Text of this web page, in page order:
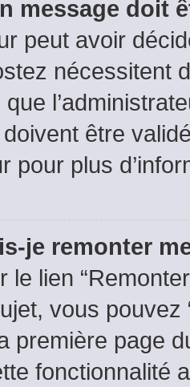
message doit
peut avoir
nécessitent
être
pour plus
je remonter
le lien
vous pouvez
première page
fonctionnalité